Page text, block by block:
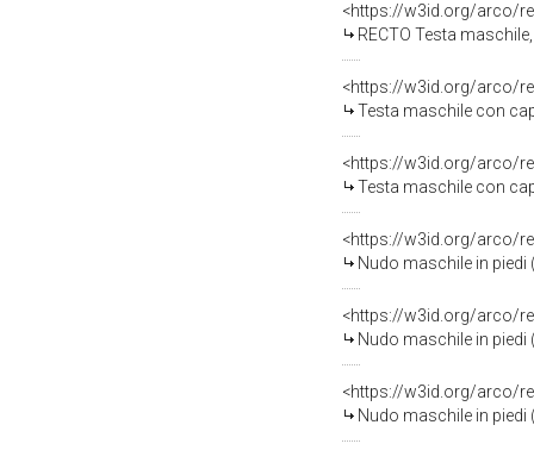
<https://w3id.org/arco/
RECTO Testa
<https://w3id.org/arco/
Testa maschile con
<https://w3id.org/arco/
Testa maschile con
<https://w3id.org/arco/
Nudo maschile in piedi
<https://w3id.org/arco/
Nudo maschile in piedi
<https://w3id.org/arco/
Nudo maschile in piedi